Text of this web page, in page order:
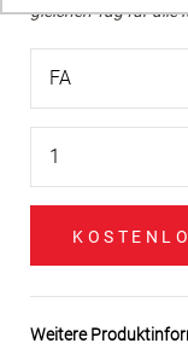
gleichen Tag für alle
Weitere
gallery